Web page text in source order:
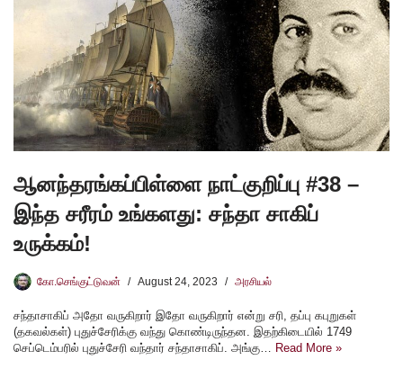
ஆனந்தரங்கப்பிள்ளை நாட்குறிப்பு #38 –
இந்த சரீரம் உங்களது: சந்தா சாகிப்
உருக்கம்!
கோ.செங்குட்டுவன் August 24, 2023 அரசியல்
சந்தாசாகிப் அதோ வருகிறார் இதோ வருகிறார் என்று சரி, தப்பு கபுறுகள்
(தகவல்கள்) புதுச்சேரிக்கு வந்து கொண்டிருந்தன. இதற்கிடையில் 1749
செப்டெம்பரில் புதுச்சேரி வந்தார் சந்தாசாகிப். அங்கு…
Read More »